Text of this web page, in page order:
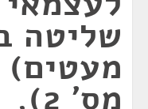
שליטה
מס' 2),